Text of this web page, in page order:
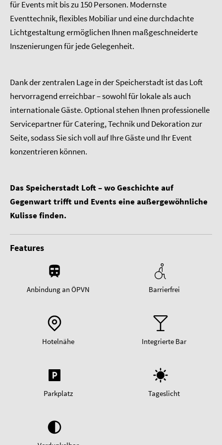
für Events mit bis zu 150 Personen. Modernste
Eventtechnik, flexibles Mobiliar und eine durchdachte
Lichtgestaltung ermöglichen Ihnen maßgeschneiderte
Inszenierungen für jede Gelegenheit.
Dank der zentralen Lage in der Speicherstadt ist das Loft
hervorragend erreichbar – sowohl für lokale als auch
internationale Gäste. Optional stehen Ihnen professionelle
Servicepartner für Catering, Technik und Dekoration zur
Seite, sodass Sie sich voll auf Ihre Gäste und Ihr Event
konzentrieren können.
Das Speicherstadt Loft – wo Geschichte auf
Gegenwart trifft und Events eine außergewöhnliche
Kulisse finden.
Features
Anbindung an ÖPVN Barrierfrei
Hotelnähe Integrierte Bar
Parkplatz Tageslicht